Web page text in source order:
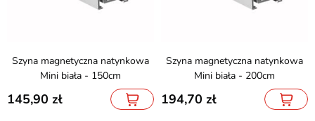
Szyna magnetyczna natynkowa
Mini biała - 150cm
145,90
Szyna magnetyczna natynkowa
Mini biała - 200cm
194,70